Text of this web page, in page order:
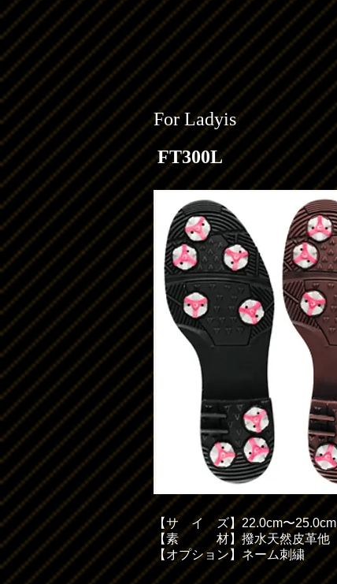
​For Ladyis
FT300L
【サイズ】22.0cm〜25.0cm
【素 材】撥水天然皮革他
【オプション】ネーム刺繍